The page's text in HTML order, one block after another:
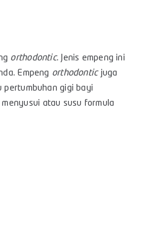
orthodontic. Jenis empeng ini
Empeng orthodonticjuga
pertumbuhan gigi bayi
atau susu formula